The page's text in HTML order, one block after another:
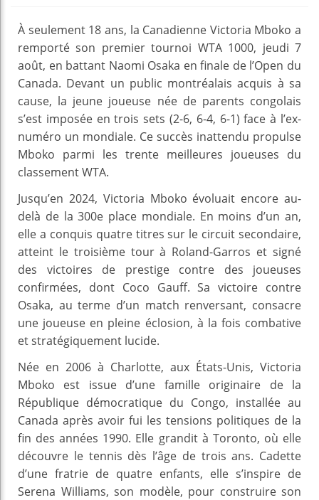
À seulement 18 ans, la Canadienne Victoria Mboko a
remporté son premier tournoi WTA 1000, jeudi 7
août, en battant Naomi Osaka en finale de l’Open du
Canada. Devant un public montréalais acquis à sa
cause, la jeune joueuse née de parents congolais
s’est imposée en trois sets (2-6, 6-4, 6-1) face à l’ex-
numéro un mondiale. Ce succès inattendu propulse
Mboko parmi les trente meilleures joueuses du
classement WTA.
Jusqu’en 2024, Victoria Mboko évoluait encore au-
delà de la 300e place mondiale. En moins d’un an,
elle a conquis quatre titres sur le circuit secondaire,
atteint le troisième tour à Roland-Garros et signé
des victoires de prestige contre des joueuses
confirmées, dont Coco Gauff. Sa victoire contre
Osaka, au terme d’un match renversant, consacre
une joueuse en pleine éclosion, à la fois combative
et stratégiquement lucide.
Née en 2006 à Charlotte, aux États-Unis, Victoria
Mboko est issue d’une famille originaire de la
République démocratique du Congo, installée au
Canada après avoir fui les tensions politiques de la
fin des années 1990. Elle grandit à Toronto, où elle
découvre le tennis dès l’âge de trois ans. Cadette
d’une fratrie de quatre enfants, elle s’inspire de
Serena Williams, son modèle, pour construire son